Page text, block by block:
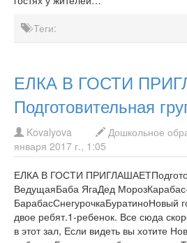
Теги:
ЕЛКА В ГОСТИ
Подготовительная
Kovalyova Дошкольное
января 2017 г., 1:05
ЕЛКА В ГОСТИ
ВедущаяБаба ЯгаДед
БарабасСнегурочкаБуратиноНовый
двое ребят.1-ребенок. Все сюда
в этот зал, Если видеть вы хотите